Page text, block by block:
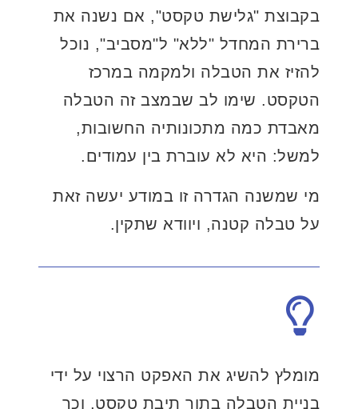
בקבוצת "גלישת טקסט", אם נשנה את
ברירת המחדל "ללא" ל"מסביב", נוכל
להזיז את הטבלה ולמקמה במרכז
הטקסט. שימו לב שבמצב זה הטבלה
מאבדת כמה מתכונותיה החשובות,
למשל: היא לא עוברת בין עמודים.
מי שמשנה הגדרה זו במודע יעשה זאת
על טבלה קטנה, ויוודא שתקין.
מומלץ להשיג את האפקט הרצוי על ידי
בניית הטבלה בתוך תיבת טקסט, וכך